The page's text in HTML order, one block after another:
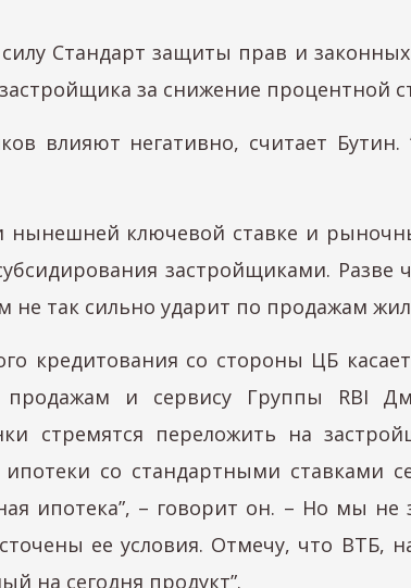
Стандарт защиты прав и
за снижение процентной
влияют негативно, считает
нынешней ключевой ставке и
застройщиками.
так сильно ударит по продажам
кредитования со стороны ЦБ
продажам и сервису Группы RBI
стремятся переложить на
ипотеки со стандартными
ипотека”, – говорит он. – Но мы
ее условия. Отмечу, что
на сегодня продукт”.